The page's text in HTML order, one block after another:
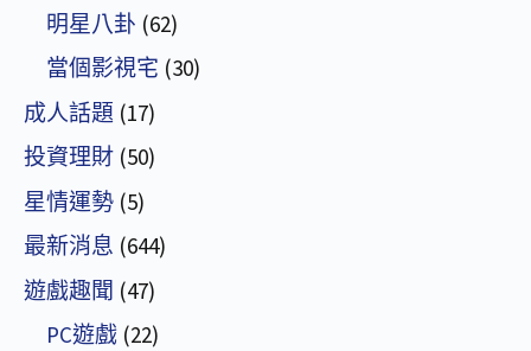
明星八卦 (62)
當個影視宅 (30)
成人話題 (17)
投資理財 (50)
星情運勢 (5)
最新消息 (644)
遊戲趣聞 (47)
PC遊戲 (22)